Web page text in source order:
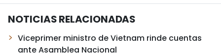
NOTICIAS RELACIONADAS
Viceprimer ministro de Vietnam rinde cuentas
ante Asamblea Nacional